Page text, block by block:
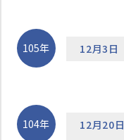
105年 12月3日
104年 12月20日